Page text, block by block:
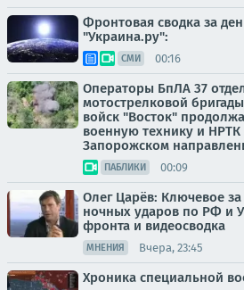
Фронтовая сводка за
"Украина.ру":
СМИ 00:16
Операторы БпЛА 37
мотострелковой
войск "Восток"
военную технику и
Запорожском
ПАБЛИКИ 00:09
Олег Царёв: Ключевое за
ночных ударов по РФ и
фронта и видеосводка
МНЕНИЯ Вчера, 23:45
Хроника специальной